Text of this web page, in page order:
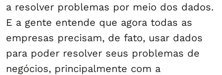
a resolver problemas por meio dos dados.
E a gente entende que agora todas as
empresas precisam, de fato, usar dados
para poder resolver seus problemas de
negócios, principalmente com a